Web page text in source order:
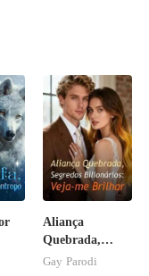
Aliança
Quebrada,
Segredos
Gay Parodi